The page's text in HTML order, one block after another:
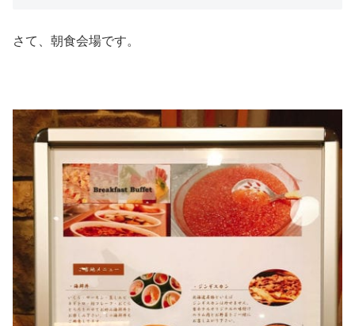
さて、朝食会場です。